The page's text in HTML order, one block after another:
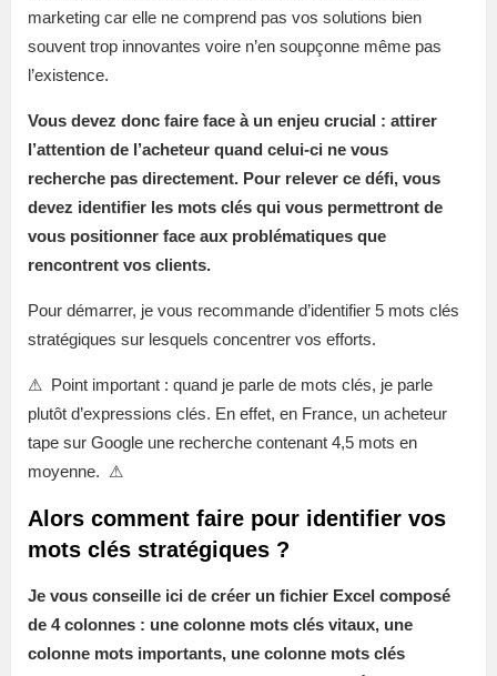
marketing car elle ne comprend pas vos solutions bien
souvent trop innovantes voire n’en soupçonne même pas
l’existence.
Vous devez donc faire face à un enjeu crucial : attirer
l’attention de l’acheteur quand celui-ci ne vous
recherche pas directement. Pour relever ce défi, vous
devez identifier les mots clés qui vous permettront de
vous positionner face aux problématiques que
rencontrent vos clients.
Pour démarrer, je vous recommande d’identifier 5 mots clés
stratégiques sur lesquels concentrer vos efforts.
⚠ Point important : quand je parle de mots clés, je parle
plutôt d’expressions clés. En effet, en France, un acheteur
tape sur Google une recherche contenant 4,5 mots en
moyenne. ⚠
Alors comment faire pour identifier vos
mots clés stratégiques ?
Je vous conseille ici de créer un fichier Excel composé
de 4 colonnes : une colonne mots clés vitaux, une
colonne mots importants, une colonne mots clés